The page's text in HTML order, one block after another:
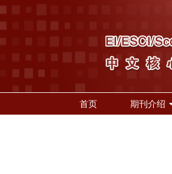
首页 期刊介绍